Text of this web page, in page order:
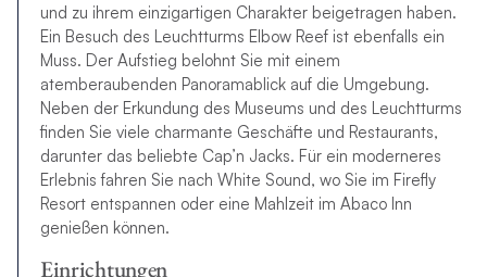
und zu ihrem einzigartigen Charakter beigetragen haben.
Ein Besuch des Leuchtturms Elbow Reef ist ebenfalls ein
Muss. Der Aufstieg belohnt Sie mit einem
atemberaubenden Panoramablick auf die Umgebung.
Neben der Erkundung des Museums und des Leuchtturms
finden Sie viele charmante Geschäfte und Restaurants,
darunter das beliebte Cap’n Jacks. Für ein moderneres
Erlebnis fahren Sie nach White Sound, wo Sie im Firefly
Resort entspannen oder eine Mahlzeit im Abaco Inn
genießen können.
Einrichtungen